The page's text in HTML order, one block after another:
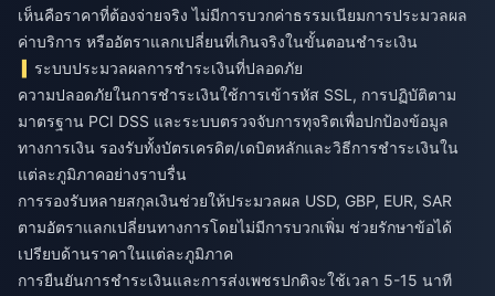
เห็นคือราคาที่ต้องจ่ายจริง ไม่มีการบวกค่าธรรมเนียมการประมวลผล
ค่าบริการ หรืออัตราแลกเปลี่ยนที่เกินจริงในขั้นตอนชำระเงิน
ระบบประมวลผลการชำระเงินที่ปลอดภัย
ความปลอดภัยในการชำระเงินใช้การเข้ารหัส SSL, การปฏิบัติตาม
มาตรฐาน PCI DSS และระบบตรวจจับการทุจริตเพื่อปกป้องข้อมูล
ทางการเงิน รองรับทั้งบัตรเครดิต/เดบิตหลักและวิธีการชำระเงินใน
แต่ละภูมิภาคอย่างราบรื่น
การรองรับหลายสกุลเงินช่วยให้ประมวลผล USD, GBP, EUR, SAR
ตามอัตราแลกเปลี่ยนทางการโดยไม่มีการบวกเพิ่ม ช่วยรักษาข้อได้
เปรียบด้านราคาในแต่ละภูมิภาค
การยืนยันการชำระเงินและการส่งเพชรปกติจะใช้เวลา 5-15 นาที